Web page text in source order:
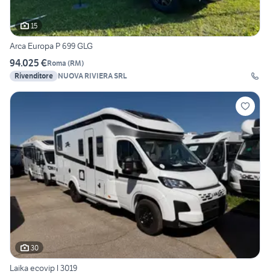
15
Arca Europa P 699 GLG
94.025 €Roma (RM)
Rivenditore NUOVA RIVIERA SRL
30
Laika ecovip l 3019